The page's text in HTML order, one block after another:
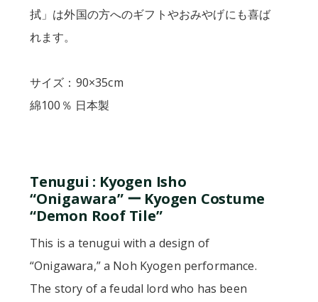
拭」は外国の方へのギフトやおみやげにも喜ば
れます。
サイズ：90×35cm
綿100％ 日本製
Tenugui : Kyogen Isho
“Onigawara” ー Kyogen Costume
“Demon Roof Tile”
This is a tenugui with a design of
“Onigawara,” a Noh Kyogen performance.
The story of a feudal lord who has been